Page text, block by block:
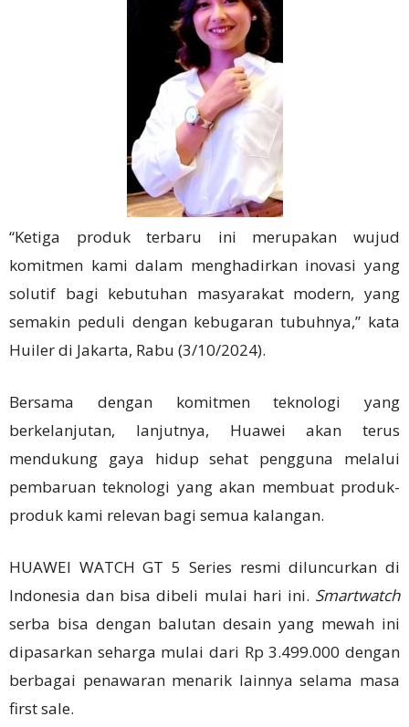
“Ketiga produk terbaru ini merupakan wujud
komitmen kami dalam menghadirkan inovasi yang
solutif bagi kebutuhan masyarakat modern, yang
semakin peduli dengan kebugaran tubuhnya,” kata
Huiler di Jakarta, Rabu (3/10/2024).
Bersama dengan komitmen teknologi yang
berkelanjutan, lanjutnya, Huawei akan terus
mendukung gaya hidup sehat pengguna melalui
pembaruan teknologi yang akan membuat produk-
produk kami relevan bagi semua kalangan.
HUAWEI WATCH GT 5 Series resmi diluncurkan di
Indonesia dan bisa dibeli mulai hari ini. Smartwatch
serba bisa dengan balutan desain yang mewah ini
dipasarkan seharga mulai dari Rp 3.499.000 dengan
berbagai penawaran menarik lainnya selama masa
first sale.